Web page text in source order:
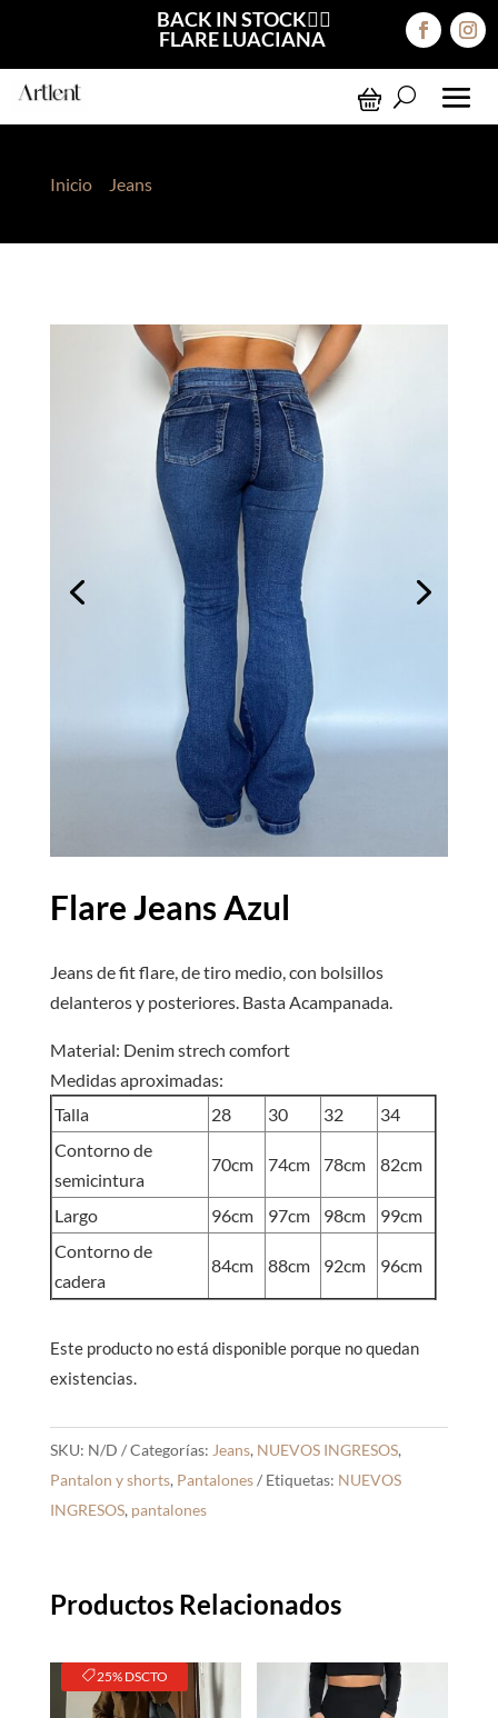
BACK IN STOCK❤️‍🔥
FLARE LUACIANA
Inicio> Jeans> Flare Jeans Azul
Flare Jeans Azul
Jeans de fit flare, de tiro medio, con bolsillos
delanteros y posteriores. Basta Acampanada.
Material: Denim strech comfort
Medidas aproximadas:
Talla
28 30 32
34
Contorno de
semicintura
70cm 74cm 78cm 82cm
Largo 96cm 97cm 98cm
99cm
Contorno de
cadera
84cm 88cm 92cm 96cm
Este producto no está disponible porque no quedan
existencias.
SKU: N/D Categorías: Jeans, NUEVOS INGRESOS,
Pantalon y shorts, Pantalones Etiquetas: NUEVOS
INGRESOS, pantalones
Productos Relacionados
25% DSCTO